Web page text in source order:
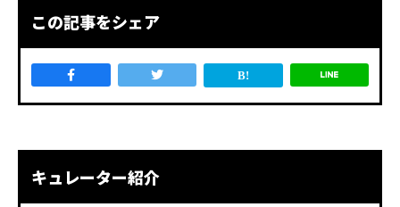
この記事をシェア
キュレーター紹介